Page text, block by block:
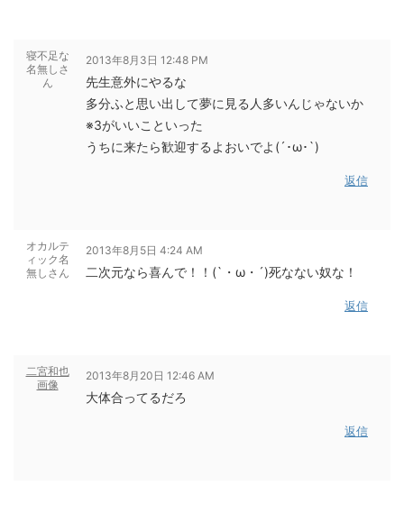
寝不足な
名無しさ
ん
2013年8月3日 12:48 PM
先生意外にやるな
多分ふと思い出して夢に見る人多いんじゃないか
※3がいいこといった
うちに来たら歓迎するよおいでよ(´･ω･`)
返信
オカルテ
ィック名
無しさん
2013年8月5日 4:24 AM
二次元なら喜んで！！(`・ω・´)死なない奴な！
返信
二宮和也
画像
2013年8月20日 12:46 AM
大体合ってるだろ
返信